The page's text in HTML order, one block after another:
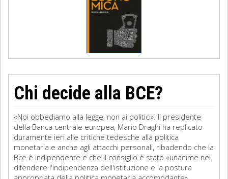
Chi decide alla BCE?
«Noi obbediamo alla legge, non ai politici». Il presidente
della Banca centrale europea, Mario Draghi ha replicato
duramente ieri alle critiche tedesche alla politica
monetaria e anche agli attacchi personali, ribadendo che la
Bce è indipendente e che il consiglio è stato «unanime nel
difendere l'indipendenza dell'istituzione e la postura